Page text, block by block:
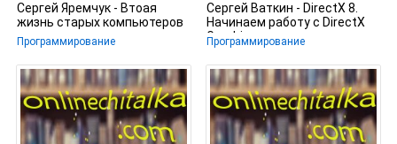
Сергей Яремчук - Втоая
жизнь старых компьютеров
Программирование
Сергей Ваткин - DirectX 8.
Начинаем работу с DirectX
Graphics
Программирование